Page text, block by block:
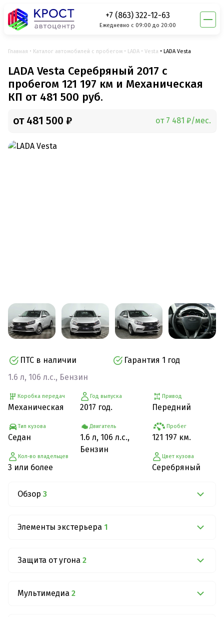
+7 (863) 322-12-63
Ежедневно с 09:00 до 20:00
Главная Каталог автомобилей с пробегом LADA Vesta LADA Vesta
LADA Vesta Серебряный 2017 с
пробегом 121 197 км и Механическая
КП от 481 500 руб.
от 481 500 ₽ от 7 481 ₽/мес.
ПТС в наличии
Гарантия 1 год
1.6 л, 106 л.с., Бензин
Коробка передач
Механическая
Тип кузова
Седан
Кол-во владельцев
3 или более
Год выпуска
2017 год.
Двигатель
1.6 л, 106 л.с.,
Бензин
Привод
Передний
Пробег
121 197 км.
Цвет кузова
Серебряный
Обзор 3
Элементы экстерьера 1
Защита от угона 2
Мультимедиа 2